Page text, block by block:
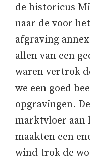
de historicus
naar de voor
afgraving
allen van een
waren vertrok
we een goed
opgravingen.
marktvloer aan
maakten een
wind trok de